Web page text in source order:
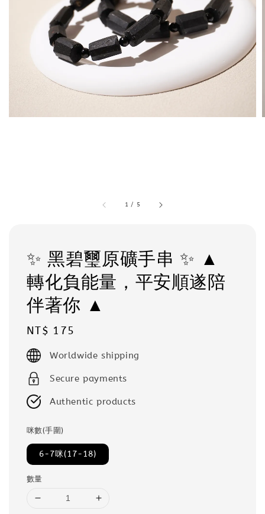
1 / 5
✨ 黑碧璽原礦手串 ✨ ▲
轉化負能量，平安順遂陪
伴著你 ▲
Regular
price
NT$ 175
Worldwide shipping
Secure payments
Authentic products
咪數(手圍)
6-7咪(17-18)
數量